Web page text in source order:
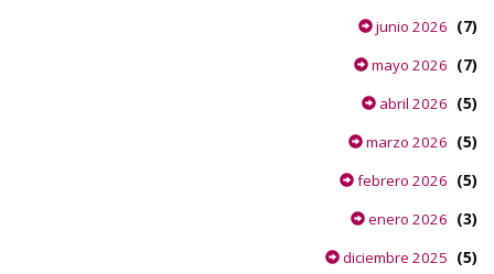
junio 2026 (7)
mayo 2026 (7)
abril 2026 (5)
marzo 2026 (5)
febrero 2026 (5)
enero 2026 (3)
diciembre 2025 (5)